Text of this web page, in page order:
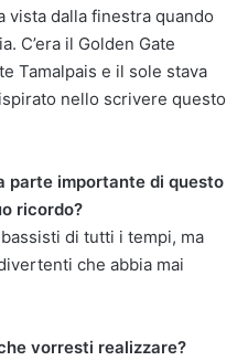
vista dalla finestra quando
C’era il Golden Gate
Tamalpais e il sole stava
nello scrivere questo
parte importante di questo
ricordo?
di tutti i tempi, ma
che abbia mai
vorresti realizzare?